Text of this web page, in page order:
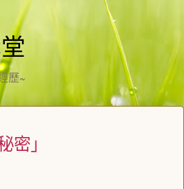
歷~
密」